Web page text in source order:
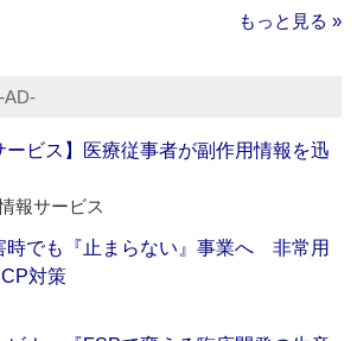
もっと見る »
‐AD‐
ービス】医療従事者が副作用情報を迅
報サービス
時でも『止まらない』事業へ 非常用
対策